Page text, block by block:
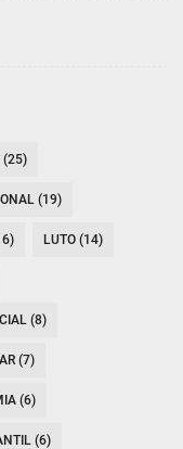
(25)
(19)
LUTO (14)
(8)
(7)
(6)
(6)